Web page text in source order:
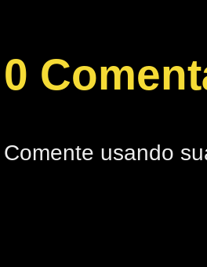
0
Comente usando